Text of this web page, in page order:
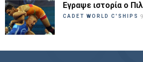
Εγραψε ιστορία ο
CADET WORLD C'SHIPS